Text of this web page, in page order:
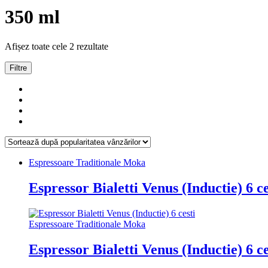
350 ml
Afișez toate cele 2 rezultateSortat
Filtre
Espressoare Traditionale Moka
Espressor Bialetti Venus (Inductie) 6
Espressoare Traditionale Moka
Espressor Bialetti Venus (Inductie) 6